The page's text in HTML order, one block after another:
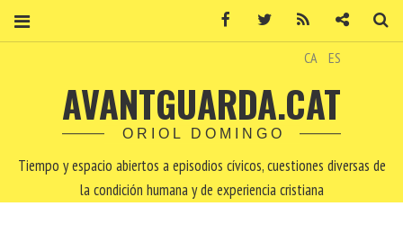
CA ES
AVANTGUARDA.CAT
ORIOL DOMINGO
Tiempo y espacio abiertos a episodios cívicos, cuestiones diversas de
la condición humana y de experiencia cristiana
Facebook Twitter Contacto